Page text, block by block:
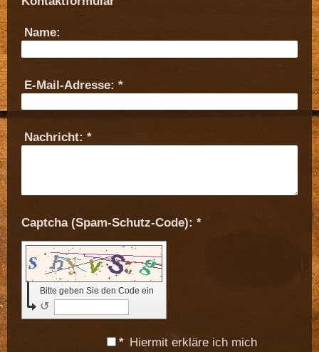
Name:
E-Mail-Adresse: *
Nachricht: *
Captcha (Spam-Schutz-Code): *
Bitte geben Sie den Code ein
↺
* Hiermit erkläre ich mich